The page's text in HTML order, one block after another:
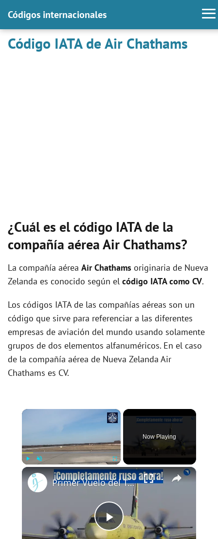
Códigos internacionales
Código IATA de Air Chathams
¿Cuál es el código IATA de la
compañía aérea Air Chathams?
La compañía aérea Air Chathams originaria de Nueva
Zelanda es conocido según el código IATA como CV.
Los códigos IATA de las compañías aéreas son un
código que sirve para referenciar a las diferentes
empresas de aviación del mundo usando solamente
grupos de dos elementos alfanuméricos. En el caso
de la compañía aérea de Nueva Zelanda Air
Chathams es CV.
×
Fullscreen
Now Playing
×
P
Primer Vuelo del Turbohélice Regional Completamente Ruso IL-114-300